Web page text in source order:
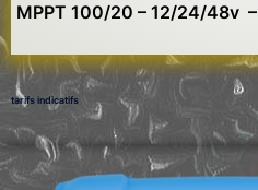
MPPT 100/20 – 12/24/48v –
tarifs indicatifs